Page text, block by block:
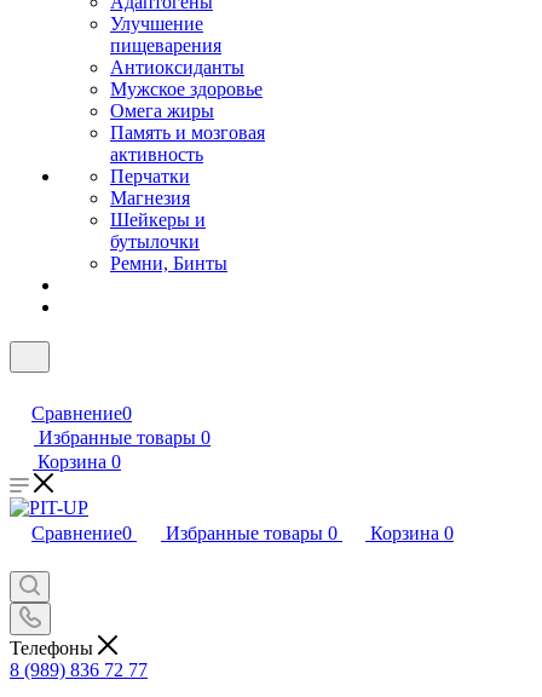
Улучшение
пищеварения
Антиоксиданты
Мужское здоровье
Омега жиры
Память и мозговая
активность
Перчатки
Магнезия
Шейкеры и
бутылочки
Ремни, Бинты
Сравнение0
Избранные товары 0
Корзина 0
Сравнение0 Избранные товары 0 Корзина 0
Телефоны
8 (989) 836 72 77